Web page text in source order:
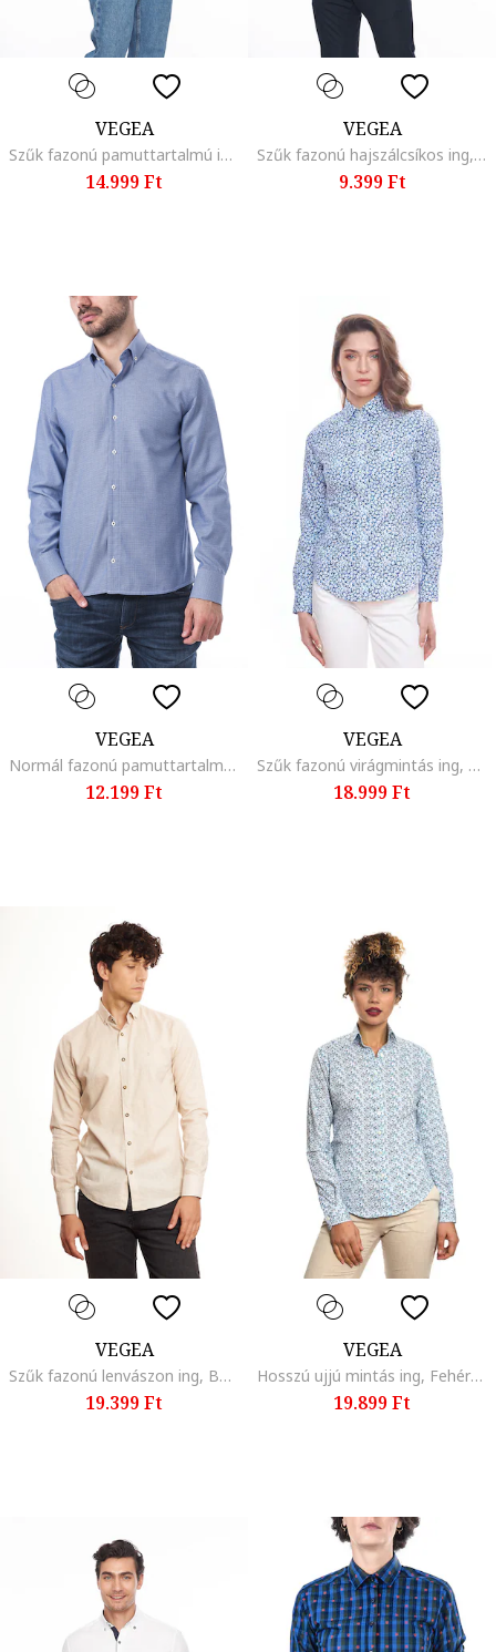
VEGEA
Szűk fazonú pamuttartalmú ing, Sötétkék
14.999 Ft
VEGEA
Szűk fazonú hajszálcsíkos ing, Fehér/Tengerészkék
9.399 Ft
VEGEA
Normál fazonú pamuttartalmú ing, Sötétkék
12.199 Ft
VEGEA
Szűk fazonú virágmintás ing, Fehér/Kék
18.999 Ft
VEGEA
Szűk fazonú lenvászon ing, Bézs
19.399 Ft
VEGEA
Hosszú ujjú mintás ing, Fehér/Kék
19.899 Ft